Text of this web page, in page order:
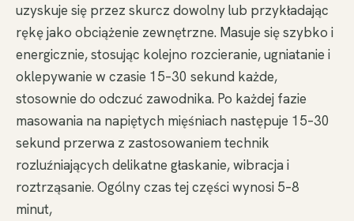
uzyskuje się przez skurcz dowolny lub przykładając
rękę jako obciążenie zewnętrzne. Masuje się szybko i
energicznie, stosując kolejno rozcieranie, ugniatanie i
oklepywanie w czasie 15–30 sekund każde,
stosownie do odczuć zawodnika. Po każdej fazie
masowania na napiętych mięśniach następuje 15–30
sekund przerwa z zastosowaniem technik
rozluźniających delikatne głaskanie, wibracja i
roztrząsanie. Ogólny czas tej części wynosi 5–8
minut,